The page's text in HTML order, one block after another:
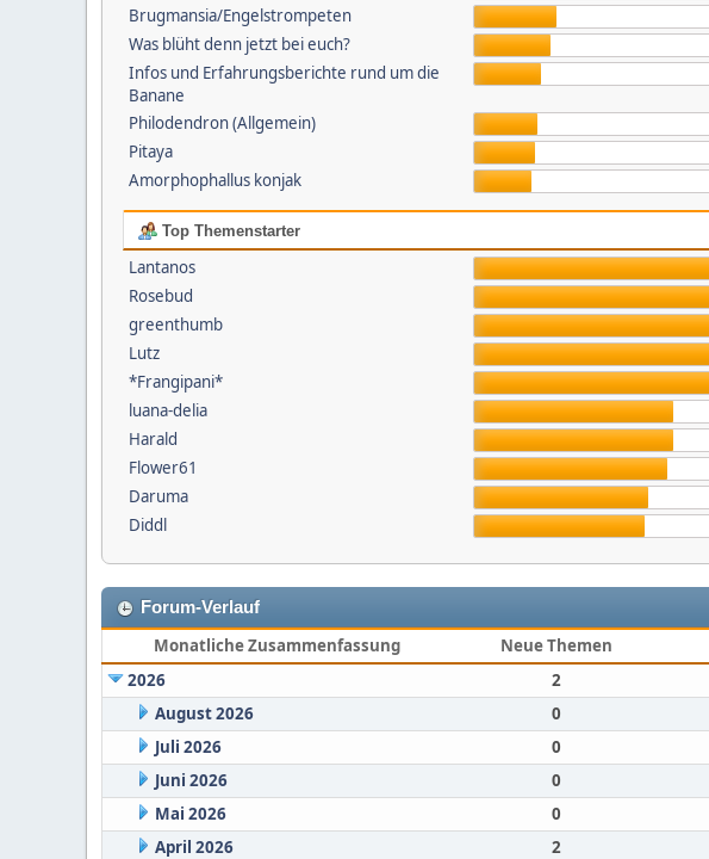
Brugmansia/Engelstrompeten
Was blüht denn jetzt bei euch?
Infos und Erfahrungsberichte rund um die
Banane
Philodendron (Allgemein)
Pitaya
Amorphophallus konjak
Top Themenstarter
Lantanos
Rosebud
greenthumb
Lutz
*Frangipani*
luana-delia
Harald
Flower61
Daruma
Diddl
Forum-Verlauf
Monatliche Zusammenfassung Neue Themen
2026
2
August 2026
0
Juli 2026
0
Juni 2026
0
Mai 2026
0
April 2026
2